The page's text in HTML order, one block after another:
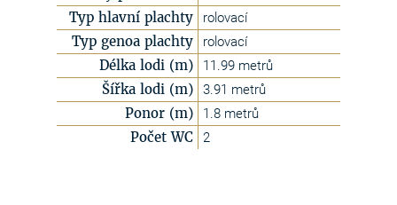
Typ hlavní plachty rolovací
Typ genoa plachty rolovací
Délka lodi (m) 11.99 metrů
Šířka lodi (m) 3.91 metrů
Ponor (m) 1.8 metrů
Počet WC 2